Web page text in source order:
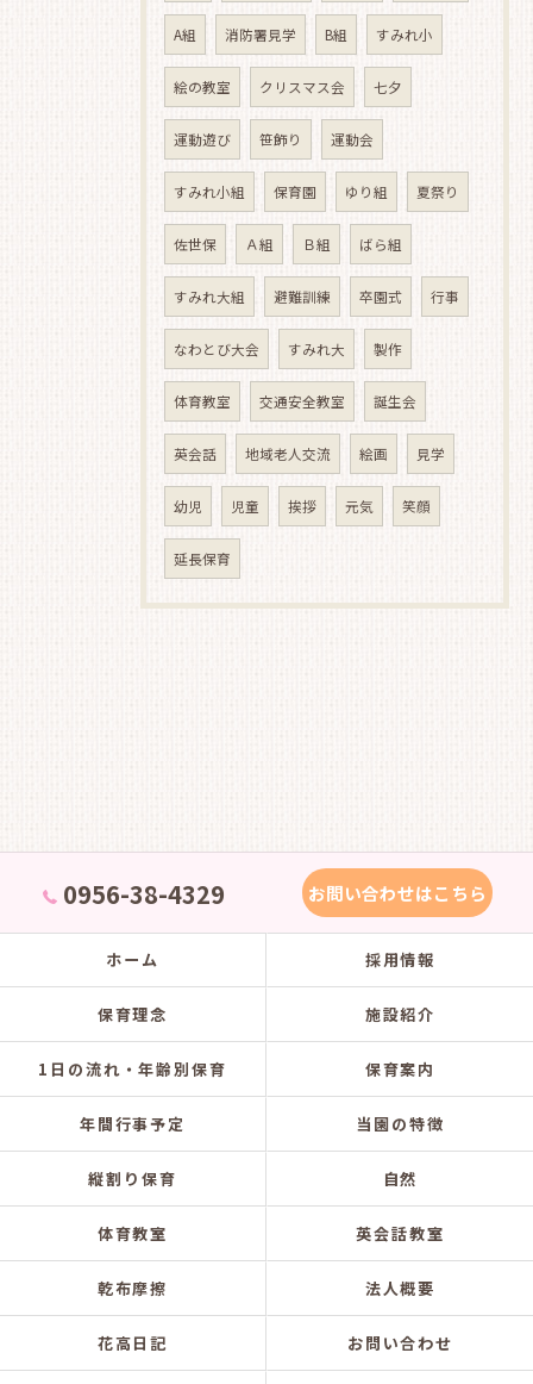
A組 消防署見学 B組 すみれ小
絵の教室 クリスマス会 七夕
運動遊び 笹飾り 運動会
すみれ小組 保育園 ゆり組 夏祭り
佐世保 Ａ組 Ｂ組 ばら組
すみれ大組 避難訓練 卒園式 行事
なわとび大会 すみれ大 製作
体育教室 交通安全教室 誕生会
英会話 地域老人交流 絵画 見学
幼児 児童 挨拶 元気 笑顔
延長保育
0956-38-4329 お問い合わせはこちら
ホーム 採用情報
保育理念 施設紹介
1日の流れ・年齢別保育 保育案内
年間行事予定 当園の特徴
縦割り保育 自然
体育教室 英会話教室
乾布摩擦 法人概要
花高日記 お問い合わせ